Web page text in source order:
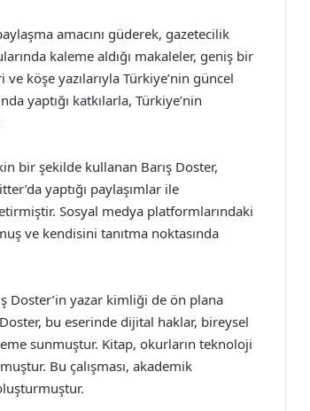
amacını güderek, gazetecilik
kaleme aldığı makaleler, geniş bir
köşe yazılarıyla Türkiye’nin güncel
yaptığı katkılarla, Türkiye’nin
bir şekilde kullanan Barış Doster,
yaptığı paylaşımlar ile
Sosyal medya platformlarındaki
ve kendisini tanıtma noktasında
Doster’in yazar kimliği de ön plana
bu eserinde dijital haklar, bireysel
sunmuştur. Kitap, okurların teknoloji
Bu çalışması, akademik